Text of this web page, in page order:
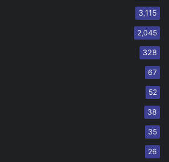
3,115
2,045
328
67
52
38
35
26